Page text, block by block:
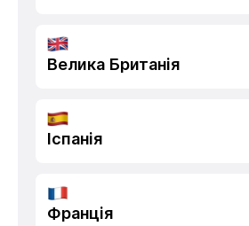
Велика Британія
Іспанія
Франція